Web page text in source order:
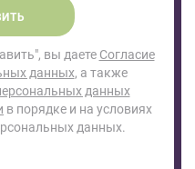
вы даете Согласие
данных, а также
данных
в порядке и на условиях
данных.